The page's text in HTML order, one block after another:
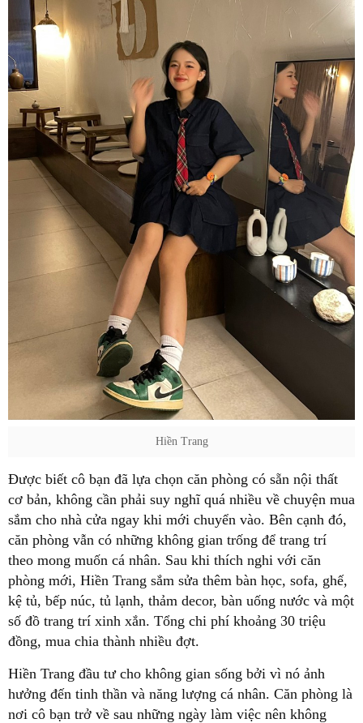
Hiền Trang
Được biết cô bạn đã lựa chọn căn phòng có sẵn nội thất
cơ bản, không cần phải suy nghĩ quá nhiều về chuyện mua
sắm cho nhà cửa ngay khi mới chuyển vào. Bên cạnh đó,
căn phòng vẫn có những không gian trống để trang trí
theo mong muốn cá nhân. Sau khi thích nghi với căn
phòng mới, Hiền Trang sắm sửa thêm bàn học, sofa, ghế,
kệ tủ, bếp núc, tủ lạnh, thảm decor, bàn uống nước và một
số đồ trang trí xinh xắn. Tổng chi phí khoảng 30 triệu
đồng, mua chia thành nhiều đợt.
Hiền Trang đầu tư cho không gian sống bởi vì nó ảnh
hưởng đến tinh thần và năng lượng cá nhân. Căn phòng là
nơi cô bạn trở về sau những ngày làm việc nên không